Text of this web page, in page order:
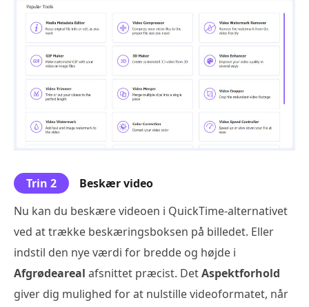
Trin 2
Beskær video
Nu kan du beskære videoen i QuickTime-alternativet
ved at trække beskæringsboksen på billedet. Eller
indstil den nye værdi for bredde og højde i
Afgrødeareal afsnittet præcist. DetAspektforhold
giver dig mulighed for at nulstille videoformatet, når